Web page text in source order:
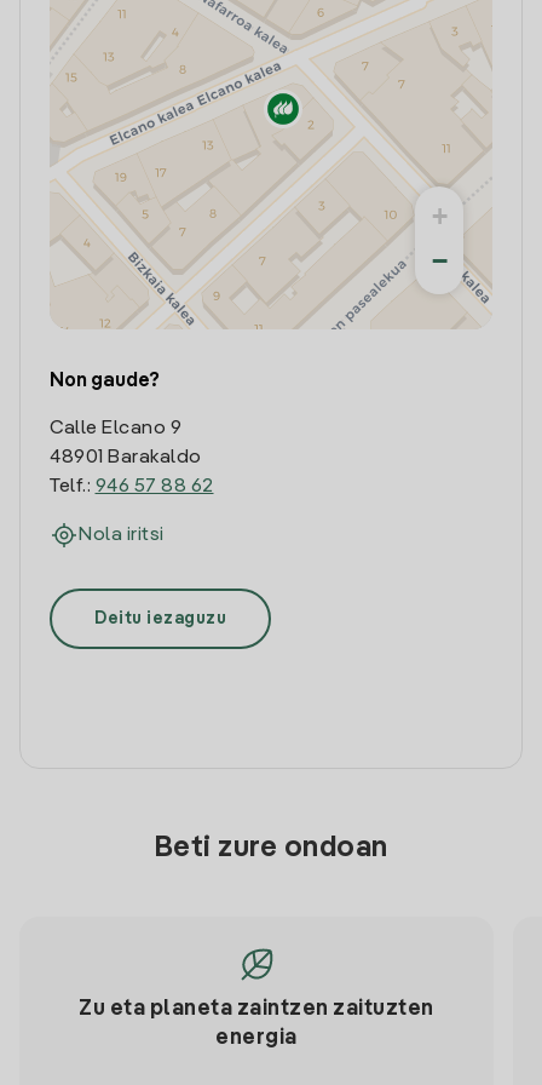
+
−
Non gaude?
Calle Elcano 9
48901 Barakaldo
Telf.: 946 57 88 62
Nola iritsi
Deitu iezaguzu
Beti zure ondoan
Zu eta planeta zaintzen zaituzten
energia